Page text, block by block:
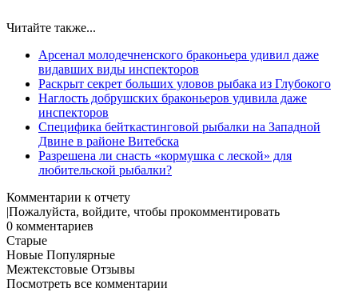
Читайте также...
Арсенал молодечненского браконьера удивил даже
видавших виды инспекторов
Раскрыт секрет больших уловов рыбака из Глубокого
Наглость добрушских браконьеров удивила даже
инспекторов
Специфика бейткастинговой рыбалки на Западной
Двине в районе Витебска
Разрешена ли снасть «кормушка с леской» для
любительской рыбалки?
Комментарии к отчету
Пожалуйста, войдите, чтобы прокомментировать
0 комментариев
Старые
Новые Популярные
Межтекстовые Отзывы
Посмотреть все комментарии